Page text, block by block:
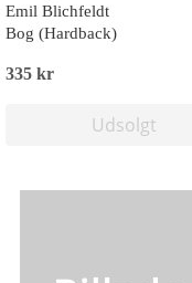
Emil Blichfeldt
Bog (Hardback)
335 kr
Udsolgt